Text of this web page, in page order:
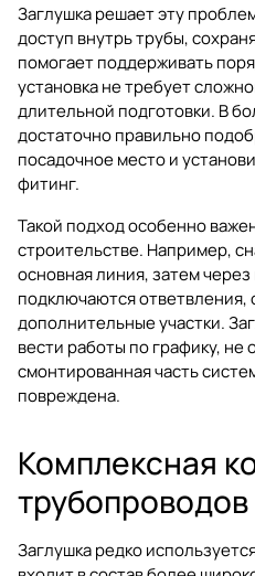
Заглушка решает эту
доступ внутрь трубы,
помогает поддерживать
установка не требует
длительной подготовки. В
достаточно правильно
посадочное место и
фитинг.
Такой подход особенно
строительстве. Например,
основная линия, затем
подключаются ответвления,
дополнительные участки.
вести работы по графику, не
смонтированная часть
повреждена.
Комплексная
трубопроводов
Заглушка редко